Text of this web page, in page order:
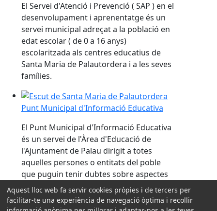
El Servei d'Atenció i Prevenció ( SAP ) en el
desenvolupament i aprenentatge és un
servei municipal adreçat a la població en
edat escolar ( de 0 a 16 anys)
escolaritzada als centres educatius de
Santa Maria de Palautordera i a les seves
famílies.
Punt Municipal d'Informació Educativa
Punt Municipal d'Informació Educativa
El Punt Municipal d'Informació Educativa
és un servei de l'Àrea d'Educació de
l'Ajuntament de Palau dirigit a totes
aquelles persones o entitats del poble
que puguin tenir dubtes sobre aspectes
relacionats amb l'educació.
Més serveis
Aquest lloc web fa servir cookies pròpies i de tercers per
facilitar-te una experiència de navegació òptima i recollir